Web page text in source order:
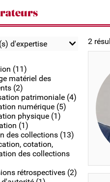
d'expertise
(11)
matériel des
(2)
patrimoniale (4)
numérique (5)
physique (1)
(1)
des collections (13)
cotation,
des collections
rétrospectives (2)
2